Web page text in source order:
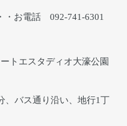
お電話 092-741-6301
トエスタディオ大濠公園
、バス通り沿い、地行1丁